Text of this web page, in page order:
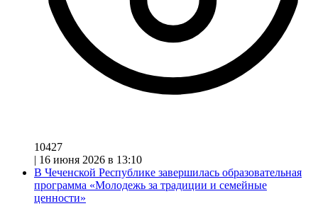
10427
| 16 июня 2026 в 13:10
В Чеченской Республике завершилась образовательная
программа «Молодежь за традиции и семейные
ценности»